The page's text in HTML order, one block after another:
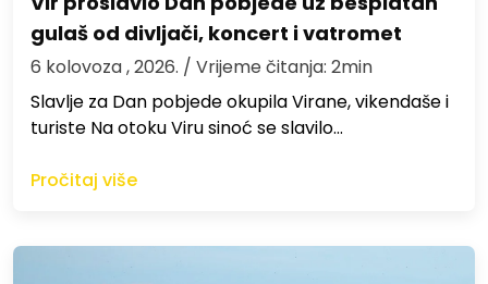
gulaš od divljači, koncert i vatromet
6 kolovoza , 2026. / Vrijeme čitanja: 2min
Slavlje za Dan pobjede okupila Virane, vikendaše i
turiste Na otoku Viru sinoć se slavilo…
Pročitaj više